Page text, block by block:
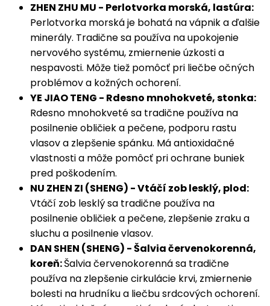
ZHEN ZHU MU - Perlotvorka morská, lastúra:
Perlotvorka morská je bohatá na vápnik a ďalšie
minerály. Tradične sa používa na upokojenie
nervového systému, zmiernenie úzkosti a
nespavosti. Môže tiež pomôcť pri liečbe očných
problémov a kožných ochorení.
YE JIAO TENG - Rdesno mnohokveté, stonka:
Rdesno mnohokveté sa tradične používa na
posilnenie obličiek a pečene, podporu rastu
vlasov a zlepšenie spánku. Má antioxidačné
vlastnosti a môže pomôcť pri ochrane buniek
pred poškodením.
NU ZHEN ZI (SHENG) - Vtáčí zob lesklý, plod:
Vtáčí zob lesklý sa tradične používa na
posilnenie obličiek a pečene, zlepšenie zraku a
sluchu a posilnenie vlasov.
DAN SHEN (SHENG) - Šalvia červenokorenná,
koreň:Šalvia červenokorenná sa tradične
používa na zlepšenie cirkulácie krvi, zmiernenie
bolesti na hrudníku a liečbu srdcových ochorení.